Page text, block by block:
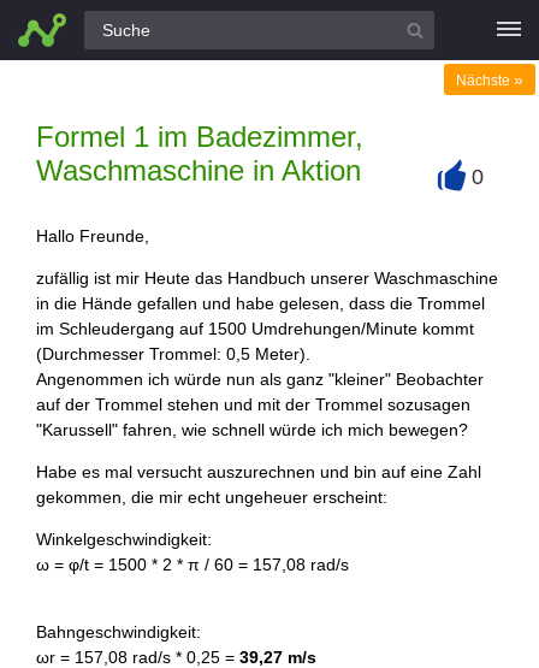
Alle Fragen
Formel 1 im Badezimmer,
Waschmaschine in Aktion
Nächste »
0
Hallo Freunde,
zufällig ist mir Heute das Handbuch unserer Waschmaschine
in die Hände gefallen und habe gelesen, dass die Trommel
im Schleudergang auf 1500 Umdrehungen/Minute kommt
(Durchmesser Trommel: 0,5 Meter).
Angenommen ich würde nun als ganz "kleiner" Beobachter
auf der Trommel stehen und mit der Trommel sozusagen
"Karussell" fahren, wie schnell würde ich mich bewegen?
Habe es mal versucht auszurechnen und bin auf eine Zahl
gekommen, die mir echt ungeheuer erscheint:
Winkelgeschwindigkeit:
ω = φ/t = 1500 * 2 * π / 60 = 157,08 rad/s
Bahngeschwindigkeit:
ωr = 157,08 rad/s * 0,25 = 39,27 m/s